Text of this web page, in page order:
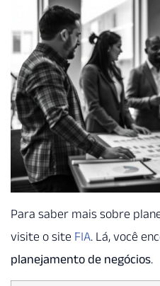
Para saber mais sobre
visite o site FIA. Lá, você
planejamento de negócios.